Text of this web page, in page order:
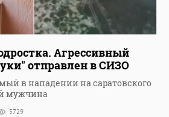
Агрессивный
отправлен в СИЗО
в нападении на саратовского
мужчина
5729